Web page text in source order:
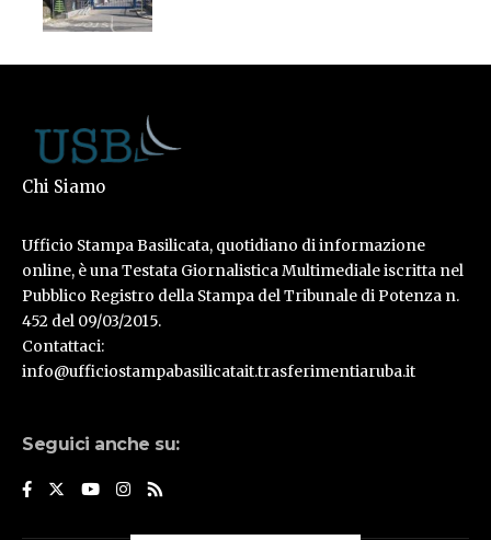
Chi Siamo
Ufficio Stampa Basilicata, quotidiano di informazione
online, è una Testata Giornalistica Multimediale iscritta nel
Pubblico Registro della Stampa del Tribunale di Potenza n.
452 del 09/03/2015.
Contattaci:
info@ufficiostampabasilicatait.trasferimentiaruba.it
Seguici anche su: